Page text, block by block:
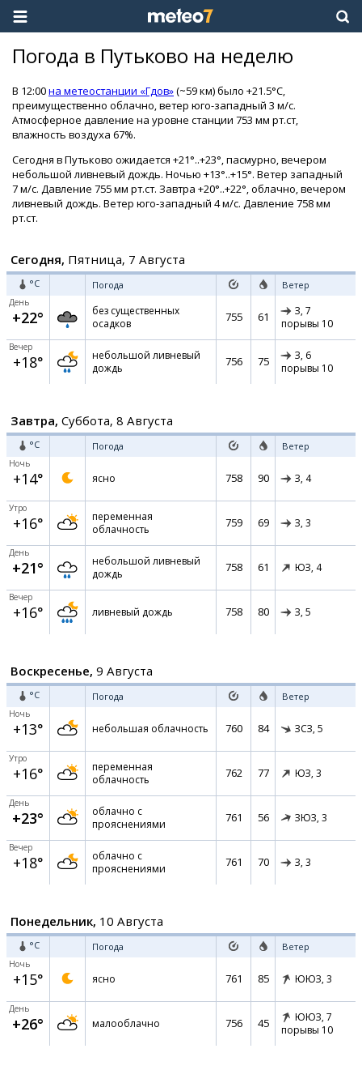
Погода в Путьково на неделю
В 12:00на метеостанции «Гдов»(~59 км) было +21.5°C,
преимущественно облачно, ветер юго-западный 3 м/с.
Атмосферное давление на уровне станции 753 мм рт.ст,
влажность воздуха 67%.
Сегодня в Путьково ожидается +21°..+23°, пасмурно, вечером
небольшой ливневый дождь. Ночью +13°..+15°. Ветер западный
7 м/с. Давление 755 мм рт.ст. Завтра +20°..+22°, облачно, вечером
ливневый дождь. Ветер юго-западный 4 м/с. Давление 758 мм
рт.ст.
Сегодня, Пятница, 7 Августа
°C Погода Ветер
День
+22°
без существенных
осадков
755 61 З, 7
порывы 10
Вечер
+18°
небольшой ливневый
дождь
756 75 З, 6
порывы 10
Завтра, Суббота, 8 Августа
°C Погода Ветер
Ночь
+14° ясно 758 90 З, 4
Утро
+16°
переменная
облачность
759 69 З, 3
День
+21°
небольшой ливневый
дождь
758 61 ЮЗ, 4
Вечер
+16° ливневый дождь 758 80 З, 5
Воскресенье, 9 Августа
°C Погода Ветер
Ночь
+13° небольшая облачность 760 84 ЗСЗ, 5
Утро
+16°
переменная
облачность
762 77 ЮЗ, 3
День
+23°
облачно с
прояснениями
761 56 ЗЮЗ, 3
Вечер
+18°
облачно с
прояснениями
761 70 З, 3
Понедельник, 10 Августа
°C Погода Ветер
Ночь
+15° ясно 761 85 ЮЮЗ, 3
День
+26° малооблачно 756 45 ЮЮЗ, 7
порывы 10